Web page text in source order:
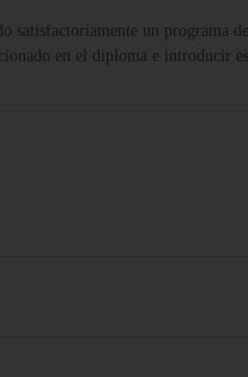
satisfactoriamente un programa
en el diploma e introducir